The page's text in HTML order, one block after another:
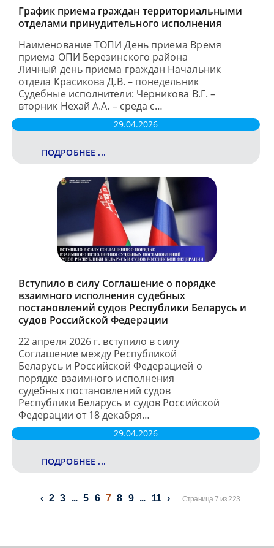
График приема граждан территориальными
отделами принудительного исполнения
Наименование ТОПИ День приема Время
приема ОПИ Березинского района
Личный день приема граждан Начальник
отдела Красикова Д.В. – понедельник
Судебные исполнители: Черникова В.Г. –
вторник Нехай А.А. – среда с…
29.04.2026
ПОДРОБНЕЕ ...
Вступило в силу Соглашение о порядке
взаимного исполнения судебных
постановлений судов Республики Беларусь и
судов Российской Федерации
22 апреля 2026 г. вступило в силу
Соглашение между Республикой
Беларусь и Российской Федерацией о
порядке взаимного исполнения
судебных постановлений судов
Республики Беларусь и судов Российской
Федерации от 18 декабря…
29.04.2026
ПОДРОБНЕЕ ...
2 3 ... 5 6 7 8 9 ... 11 Страница 7 из 223